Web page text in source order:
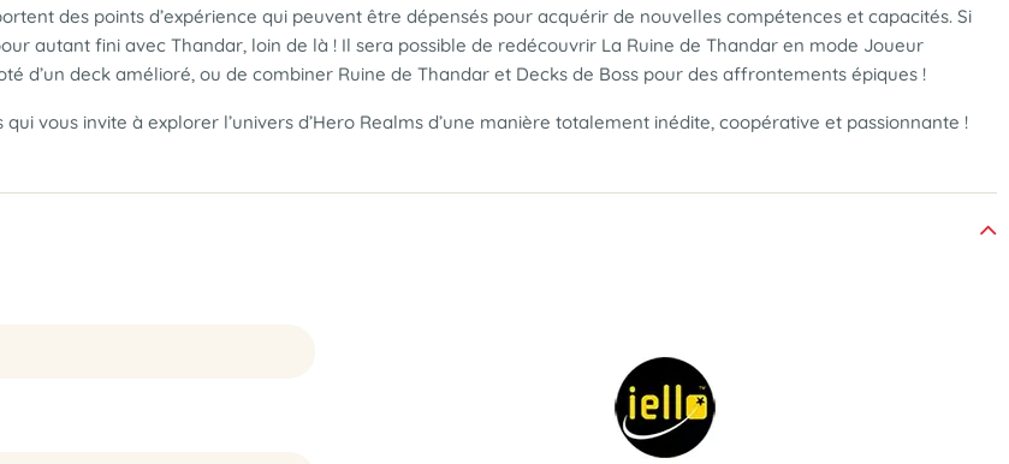
des points d’expérience qui peuvent être dépensés pour acquérir de nouvelles compétences et capacités. Si
autant fini avec Thandar, loin de là ! Il sera possible de redécouvrir La Ruine de Thandar en mode Joueur
d’un deck amélioré, ou de combiner Ruine de Thandar et Decks de Boss pour des affrontements épiques !
vous invite à explorer l’univers d’Hero Realms d’une manière totalement inédite, coopérative et passionnante !